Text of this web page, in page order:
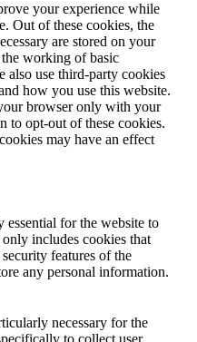
your experience while
Out of these cookies, the
are stored on your
the working of basic
also use third-party cookies
how you use this website.
browser only with your
to opt-out of these cookies.
may have an effect
essential for the website to
includes cookies that
features of the
any personal information.
necessary for the
to collect user